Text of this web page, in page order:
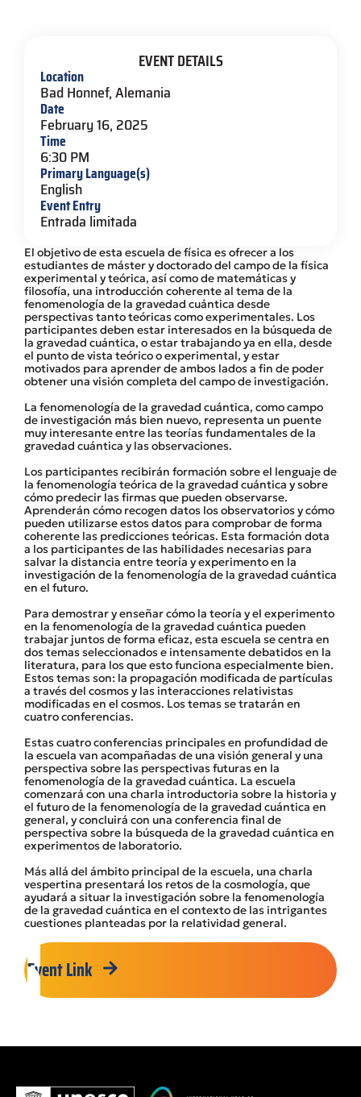
El objetivo de esta escuela de física es ofrecer a los
estudiantes de máster y doctorado del campo de la física
experimental y teórica, así como de matemáticas y
filosofía, una introducción coherente al tema de la
fenomenología de la gravedad cuántica desde
perspectivas tanto teóricas como experimentales. Los
participantes deben estar interesados en la búsqueda de
la gravedad cuántica, o estar trabajando ya en ella, desde
el punto de vista teórico o experimental, y estar
motivados para aprender de ambos lados a fin de poder
obtener una visión completa del campo de investigación.
La fenomenología de la gravedad cuántica, como campo
de investigación más bien nuevo, representa un puente
muy interesante entre las teorías fundamentales de la
gravedad cuántica y las observaciones.
Los participantes recibirán formación sobre el lenguaje de
la fenomenología teórica de la gravedad cuántica y sobre
cómo predecir las firmas que pueden observarse.
Aprenderán cómo recogen datos los observatorios y cómo
pueden utilizarse estos datos para comprobar de forma
coherente las predicciones teóricas. Esta formación dota
a los participantes de las habilidades necesarias para
salvar la distancia entre teoría y experimento en la
investigación de la fenomenología de la gravedad cuántica
en el futuro.
Para demostrar y enseñar cómo la teoría y el experimento
en la fenomenología de la gravedad cuántica pueden
trabajar juntos de forma eficaz, esta escuela se centra en
dos temas seleccionados e intensamente debatidos en la
literatura, para los que esto funciona especialmente bien.
Estos temas son: la propagación modificada de partículas
a través del cosmos y las interacciones relativistas
modificadas en el cosmos. Los temas se tratarán en
cuatro conferencias.
Estas cuatro conferencias principales en profundidad de
la escuela van acompañadas de una visión general y una
perspectiva sobre las perspectivas futuras en la
fenomenología de la gravedad cuántica. La escuela
comenzará con una charla introductoria sobre la historia y
el futuro de la fenomenología de la gravedad cuántica en
general, y concluirá con una conferencia final de
perspectiva sobre la búsqueda de la gravedad cuántica en
experimentos de laboratorio.
Más allá del ámbito principal de la escuela, una charla
vespertina presentará los retos de la cosmología, que
ayudará a situar la investigación sobre la fenomenología
de la gravedad cuántica en el contexto de las intrigantes
cuestiones planteadas por la relatividad general.
Event Link
EVENT DETAILS
Location
Bad Honnef, Alemania
Date
February 16, 2025
Time
6:30 PM
Primary Language(s)
English
Event Entry
Entrada limitada